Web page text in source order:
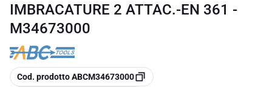
IMBRACATURE 2 ATTAC.-EN 361 -
M34673000
copia
Cod. prodotto ABCM34673000